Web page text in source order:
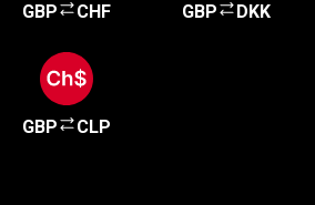
GBP CHF GBP DKK
GBP CLP